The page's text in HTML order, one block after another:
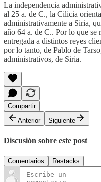
La independencia
al 25 a. de C., la Cilicia
administrativamente a Siria,
año 64 a. de C.. Por lo que
entregada a distintos reyes
por lo tanto, de Pablo de
administrativos, de Siria.
Compartir
Anterior
Siguiente
Discusión sobre este post
Comentarios Restacks